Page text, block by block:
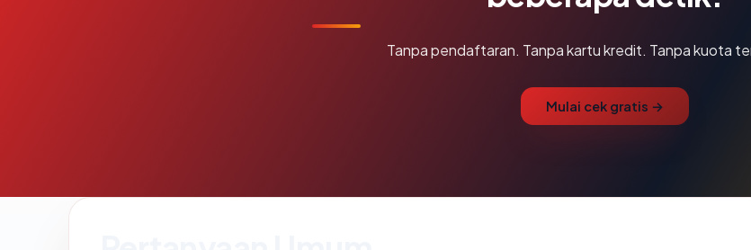
Tanpa pendaftaran. Tanpa kartu kredit. Tanpa kuota
Mulai cek gratis →